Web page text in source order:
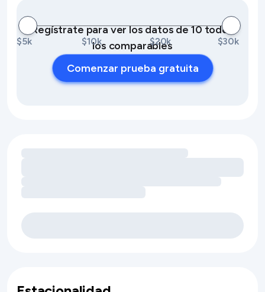
$5k $10k $20k $30k
Regístrate para ver los datos de 10 todos
los comparables
Comenzar prueba gratuita
Cargando oportunidades de ingresos por servicios